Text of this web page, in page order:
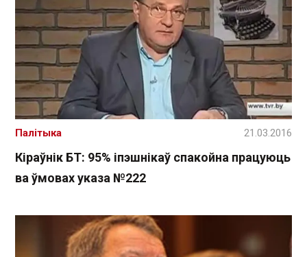
Кіраўнік БТ: 95% іпэшнікаў спакойна працуюць
ва ўмовах указа №222
Палітыка 21.03.2016